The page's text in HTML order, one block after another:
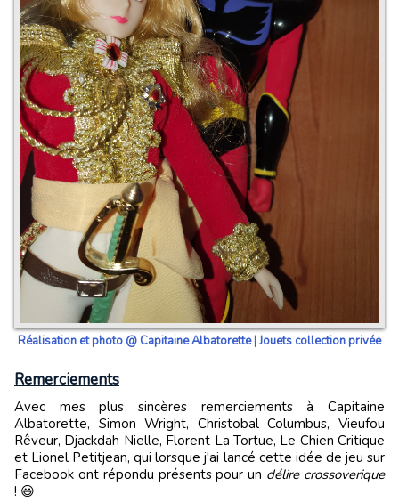
Réalisation et photo @ Capitaine Albatorette | Jouets collection privée
Remerciements
Avec mes plus sincères remerciements à Capitaine
Albatorette, Simon Wright, Christobal Columbus, Vieufou
Rêveur, Djackdah Nielle, Florent La Tortue, Le Chien Critique
et Lionel Petitjean, qui lorsque j'ai lancé cette idée de jeu sur
Facebook ont répondu présents pour un délire crossoverique
! 😃